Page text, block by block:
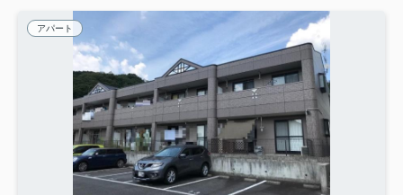
アパート